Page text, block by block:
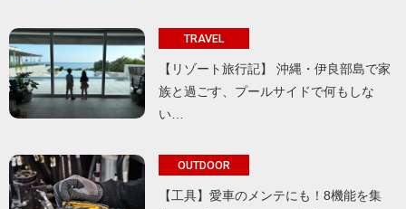
TRAVEL
【リゾート旅行記】 沖縄・伊良部島で家
族と過ごす、プールサイドで何もしな
い…
OUTDOOR
【工具】愛車のメンテにも！8機能を集